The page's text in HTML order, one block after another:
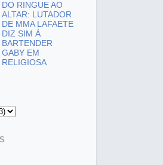
DO RINGUE AO
ALTAR: LUTADOR
DE MMA LAFAETE
DIZ SIM À
BARTENDER
GABY EM